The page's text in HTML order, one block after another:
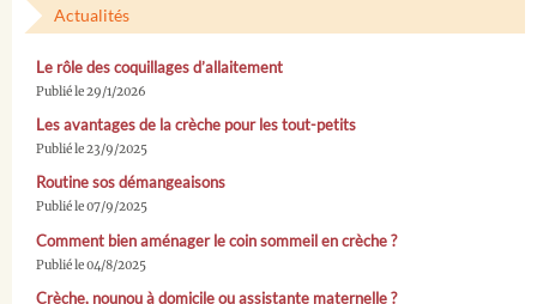
Actualités
Le rôle des coquillages d’allaitement
Publié le 29/1/2026
Les avantages de la crèche pour les tout-petits
Publié le 23/9/2025
Routine sos démangeaisons
Publié le 07/9/2025
Comment bien aménager le coin sommeil en crèche ?
Publié le 04/8/2025
Crèche, nounou à domicile ou assistante maternelle ?